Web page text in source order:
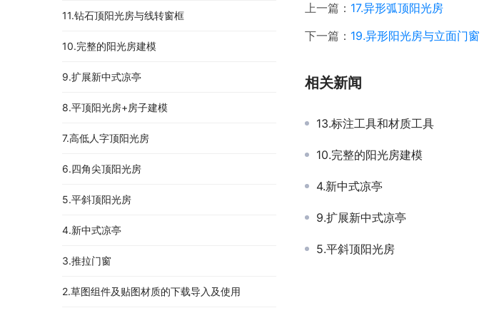
上一篇： 17.异形弧顶阳光房
下一篇： 19.异形阳光房与立面门窗
相关新闻
13.标注工具和材质工具
10.完整的阳光房建模
4.新中式凉亭
9.扩展新中式凉亭
5.平斜顶阳光房
11.钻石顶阳光房与线转窗框
10.完整的阳光房建模
9.扩展新中式凉亭
8.平顶阳光房+房子建模
7.高低人字顶阳光房
6.四角尖顶阳光房
5.平斜顶阳光房
4.新中式凉亭
3.推拉门窗
2.草图组件及贴图材质的下载导入及使用